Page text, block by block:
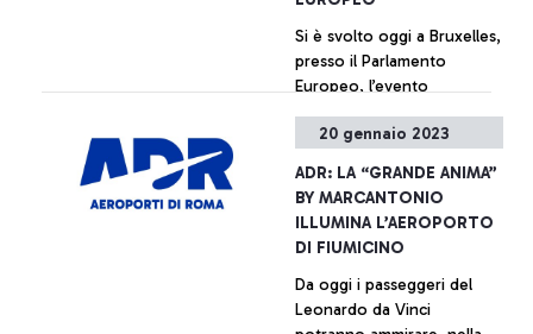
Si è svolto oggi a Bruxelles,
presso il Parlamento
Europeo, l’evento
aviazione: Aeroporti di
Decarbonizzazione del
trasporto aereo”,
+ Approfondisci
20 gennaio 2023
ADR: LA “GRANDE ANIMA”
BY MARCANTONIO
ILLUMINA L’AEROPORTO
DI FIUMICINO
Da oggi i passeggeri del
Leonardo da Vinci